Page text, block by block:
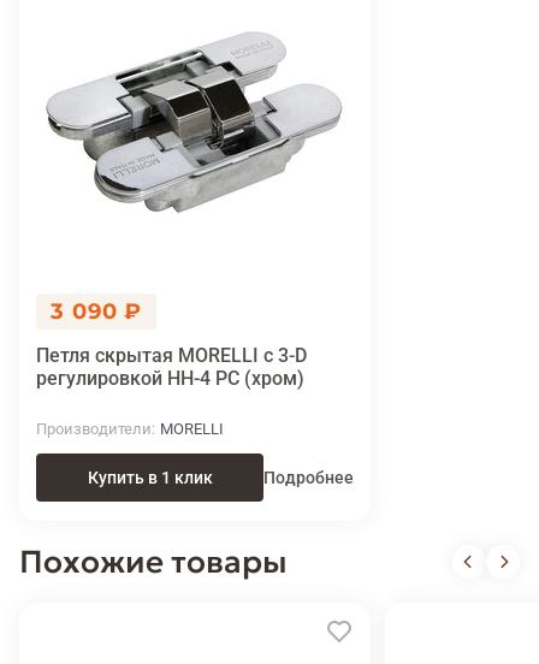
3 090 ₽
Петля скрытая MORELLI с 3-D
регулировкой HH-4 PC (хром)
Производители MORELLI
Купить в 1 клик Подробнее
Похожие товары